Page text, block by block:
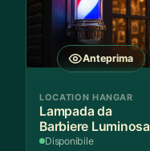
Anteprima
LOCATION HANGAR
Lampada da
Barbiere Luminosa
Rotante
Disponibile